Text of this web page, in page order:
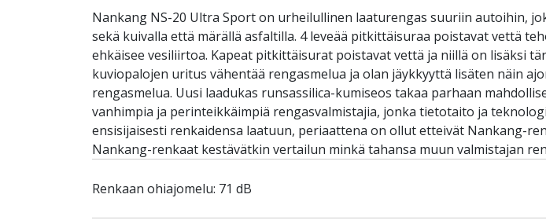
Nankang NS-20 Ultra Sport on urheilullinen laaturengas suuriin autoihin,
sekä kuivalla että märällä asfaltilla. 4 leveää pitkittäisuraa poistavat vettä
ehkäisee vesiliirtoa. Kapeat pitkittäisurat poistavat vettä ja niillä on lisäksi
kuviopalojen uritus vähentää rengasmelua ja olan jäykkyyttä lisäten näin
rengasmelua. Uusi laadukas runsassilica-kumiseos takaa parhaan
vanhimpia ja perinteikkäimpiä rengasvalmistajia, jonka tietotaito ja
ensisijaisesti renkaidensa laatuun, periaattena on ollut etteivät Nankang-
Nankang-renkaat kestävätkin vertailun minkä tahansa muun valmistajan
Renkaan ohiajomelu: 71 dB